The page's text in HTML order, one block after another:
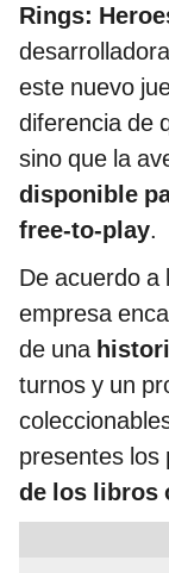
Rings:
desarrolladora
este nuevo
diferencia de
sino que la
disponible
free-to-play.
De acuerdo a
empresa
de una
turnos y un
presentes los
de los libros